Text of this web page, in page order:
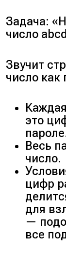
Задача:
число
Звучит
число как
это
Весь
число.
цифр
для
—
все